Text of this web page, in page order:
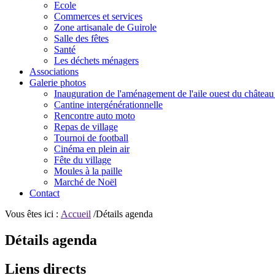
Ecole
Commerces et services
Zone artisanale de Guirole
Salle des fêtes
Santé
Les déchets ménagers
Associations
Galerie photos
Inauguration de l'aménagement de l'aile ouest du
Cantine intergénérationnelle
Rencontre auto moto
Repas de village
Tournoi de football
Cinéma en plein air
Fête du village
Moules à la paille
Marché de Noël
Contact
Vous êtes ici : Accueil /Détails agenda
Détails agenda
Liens directs